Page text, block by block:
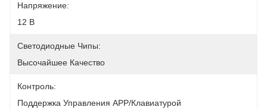
Напряжение:
12 В
Светодиодные Чипы:
Высочайшее Качество
Контроль:
Поддержка Управления APP/клавиатурой